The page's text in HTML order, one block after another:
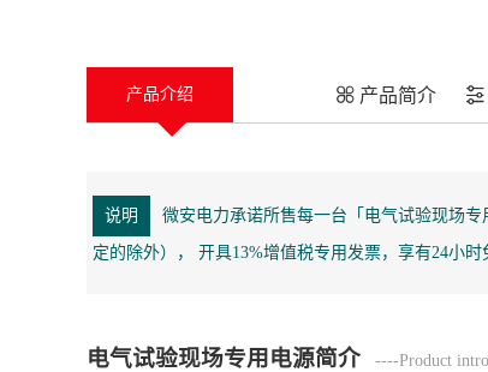
产品介绍 产品简介
说明 微安电力承诺所售每一台「电气试验现场
定的除外）， 开具13%增值税专用发票，享有24小
电气试验现场专用电源简介 ----Product